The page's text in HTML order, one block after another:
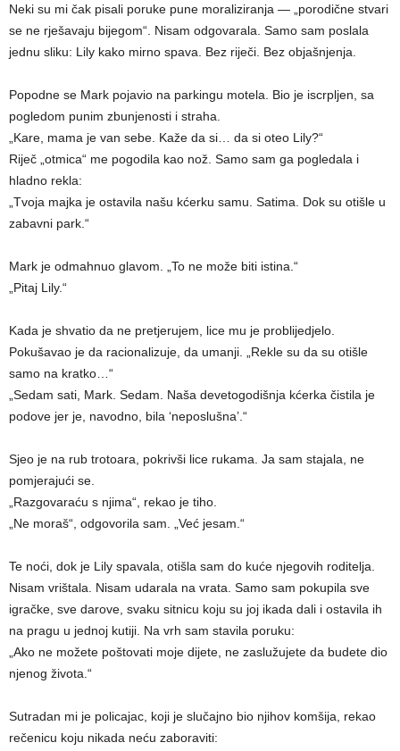
Neki su mi čak pisali poruke pune moraliziranja — „porodične stvari
se ne rješavaju bijegom“. Nisam odgovarala. Samo sam poslala
jednu sliku: Lily kako mirno spava. Bez riječi. Bez objašnjenja.
Popodne se Mark pojavio na parkingu motela. Bio je iscrpljen, sa
pogledom punim zbunjenosti i straha.
„Kare, mama je van sebe. Kaže da si… da si oteo Lily?“
Riječ „otmica“ me pogodila kao nož. Samo sam ga pogledala i
hladno rekla:
„Tvoja majka je ostavila našu kćerku samu. Satima. Dok su otišle u
zabavni park.“
Mark je odmahnuo glavom. „To ne može biti istina.“
„Pitaj Lily.“
Kada je shvatio da ne pretjerujem, lice mu je problijedjelo.
Pokušavao je da racionalizuje, da umanji. „Rekle su da su otišle
samo na kratko…“
„Sedam sati, Mark. Sedam. Naša devetogodišnja kćerka čistila je
podove jer je, navodno, bila ‘neposlušna’.“
Sjeo je na rub trotoara, pokrivši lice rukama. Ja sam stajala, ne
pomjerajući se.
„Razgovaraću s njima“, rekao je tiho.
„Ne moraš“, odgovorila sam. „Već jesam.“
Te noći, dok je Lily spavala, otišla sam do kuće njegovih roditelja.
Nisam vrištala. Nisam udarala na vrata. Samo sam pokupila sve
igračke, sve darove, svaku sitnicu koju su joj ikada dali i ostavila ih
na pragu u jednoj kutiji. Na vrh sam stavila poruku:
„Ako ne možete poštovati moje dijete, ne zaslužujete da budete dio
njenog života.“
Sutradan mi je policajac, koji je slučajno bio njihov komšija, rekao
rečenicu koju nikada neću zaboraviti: